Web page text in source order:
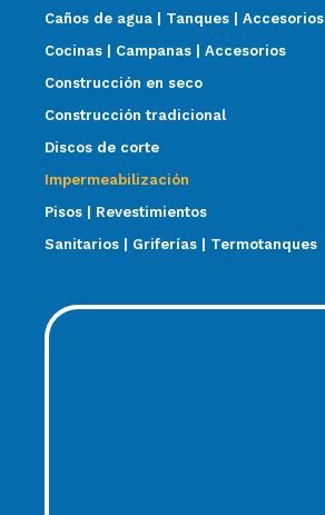
Caños de agua | Tanques | Accesorios
Cocinas | Campanas | Accesorios
Construcción en seco
Construcción tradicional
Discos de corte
Impermeabilización
Pisos | Revestimientos
Sanitarios | Griferías | Termotanques